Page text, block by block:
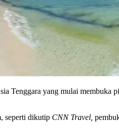
Tenggara yang mulai
seperti dikutip CNN Travel,